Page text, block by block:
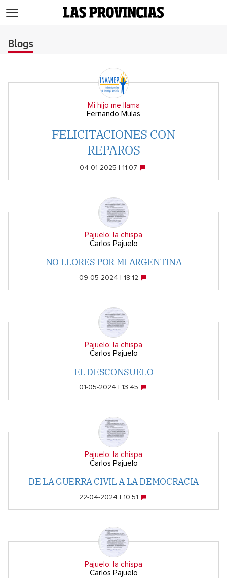
Blogs
Mi hijo me llama
Fernando Mulas
FELICITACIONES CON
REPAROS
04-01-2025 | 11:07
Pajuelo: la chispa
Carlos Pajuelo
NO LLORES POR MI ARGENTINA
09-05-2024 | 18:12
Pajuelo: la chispa
Carlos Pajuelo
EL DESCONSUELO
01-05-2024 | 13:45
Pajuelo: la chispa
Carlos Pajuelo
DE LA GUERRA CIVIL A LA DEMOCRACIA
22-04-2024 | 10:51
Pajuelo: la chispa
Carlos Pajuelo